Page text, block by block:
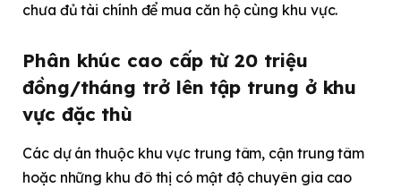
chưa đủ tài chính để mua căn hộ cùng khu vực.
Phân khúc cao cấp từ 20 triệu
đồng/tháng trở lên tập trung ở khu
vực đặc thù
Các dự án thuộc khu vực trung tâm, cận trung tâm
hoặc những khu đô thị có mật độ chuyên gia cao